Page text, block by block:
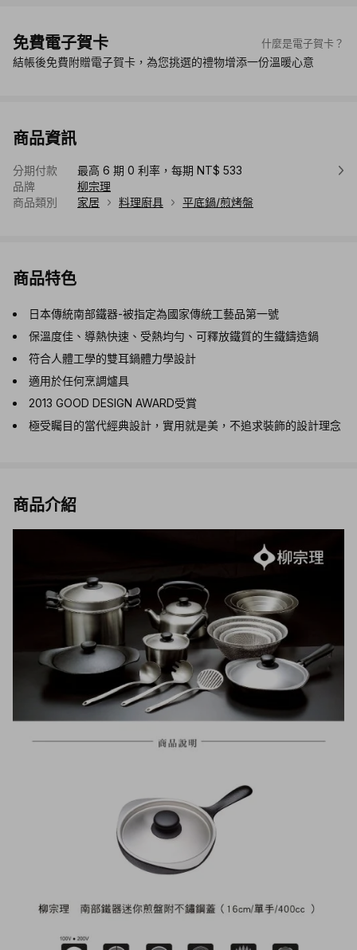
免費電子賀卡 什麼是電子賀卡？
結帳後免費附贈電子賀卡，為您挑選的禮物增添一份溫暖心意
商品資訊
分期付款
最高 6 期 0 利率，每期 NT$ 533
品牌
柳宗理
商品類別
家居 料理廚具 平底鍋/煎烤盤
商品特色
日本傳統南部鐵器-被指定為國家傳統工藝品第一號
保溫度佳、導熱快速、受熱均勻、可釋放鐵質的生鐵鑄造鍋
符合人體工學的雙耳鍋體力學設計
適用於任何烹調爐具
2013 GOOD DESIGN AWARD受賞
極受矚目的當代經典設計，實用就是美，不追求裝飾的設計理念
商品介紹